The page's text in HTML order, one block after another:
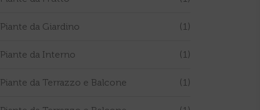
Piante da Giardino (1)
Piante da Interno (1)
Piante da Terrazzo e Balcone (1)